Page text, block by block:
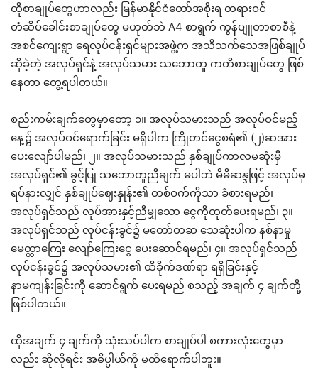
ထိုစာချုပ်တွေဟာလည်း မြန်မာနိုင်ငံတော်အစိုးရ တရားဝင်
တံဆိပ်ခေါင်းစာချုပ်တွေ မဟုတ်ဘဲ A4 စာရွက် ကွန်ပျူတာစာစီနဲ့
အစင်ကျေးရွာ ရေလုပ်ငန်းရှင်များအဖွဲ့က အသိသက်သေအဖြစ်ချုပ်
ဆိုခဲ့တဲ့ အလုပ်ရှင်နဲ့ အလုပ်သမား သဘောတူ ကတိစာချုပ်တွေ ဖြစ်
နေတာ တွေ့ရပါတယ်။
စည်းကမ်းချက်တွေမှာတော့ ၁။ အလုပ်သမားသည် အလုပ်ဝင်မည့်
နေ့၌ အလုပ်ဝင်ရောက်ခြင်း မရှိပါက ကြိုတင်ငွေစရံ၏ (၂)ဆအား
ပေးလျော်ပါမည်၊ ၂။ အလုပ်သမားသည် နှစ်ချုပ်ကာလမဆုံးမှီ
အလုပ်ရှင်၏ ခွင့်ပြု သဘောတူညီချက် မပါဘဲ မိမိဆန္ဒဖြင့် အလုပ်မှ
ရပ်နားလျှင် နှစ်ချုပ်ဈေးနှုန်း၏ တစ်ဝက်ကိုသာ ခံစားရမည်၊
အလုပ်ရှင်သည် လုပ်အားနှင့်ညီမျှသော ငွေကိုထုတ်ပေးရမည်၊ ၃။
အလုပ်ရှင်သည် လုပ်ငန်းခွင်၌ မတော်တဆ သေဆုံးပါက နစ်နာမှု
မေတ္တာကြေး လျော်ကြေးငွေ ပေးဆောင်ရမည်၊ ၄။ အလုပ်ရှင်သည်
လုပ်ငန်းခွင်၌ အလုပ်သမား၏ ထိခိုက်ဒဏ်ရာ ရရှိခြင်းနှင့်
နာမကျန်းခြင်းကို ဆောင်ရွက် ပေးရမည် စသည့် အချက် ၄ ချက်တို့
ဖြစ်ပါတယ်။
ထိုအချက် ၄ ချက်ကို သုံးသပ်ပါက စာချုပ်ပါ စကားလုံးတွေမှာ
လည်း ဆိုလိုရင်း အဓိပ္ပါယ်ကို မထိရောက်ပါဘူး။